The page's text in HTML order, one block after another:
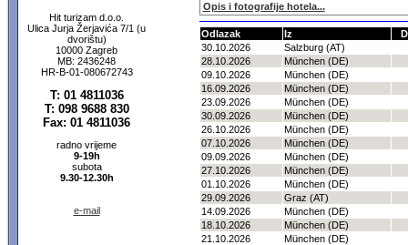
Hit turizam d.o.o.
Ulica Jurja Žerjavića 7/1 (u
dvorištu)
10000 Zagreb
MB: 2436248
HR-B-01-080672743
T: 01 4811036
T: 098 9688 830
Fax: 01 4811036
radno vrijeme
9-19h
subota
9.30-12.30h
e-mail
Opis i fotografije hotela...
Odlazak Iz
30.10.2026
Salzburg (AT)
28.10.2026
München (DE)
09.10.2026
München (DE)
16.09.2026
München (DE)
23.09.2026
München (DE)
30.09.2026
München (DE)
26.10.2026
München (DE)
07.10.2026
München (DE)
09.09.2026
München (DE)
27.10.2026
München (DE)
01.10.2026
München (DE)
29.09.2026
Graz (AT)
14.09.2026
München (DE)
18.10.2026
München (DE)
21.10.2026
München (DE)